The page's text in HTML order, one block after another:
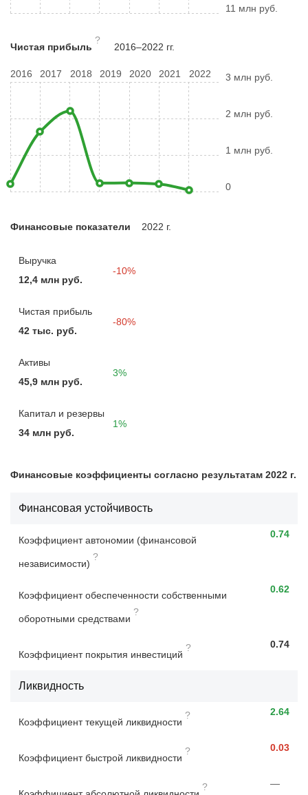
11 млн руб.
Чистая прибыль
?
2016–2022 гг.
2016 2017 2018 2019 2020 2021 2022
0
1 млн руб.
2 млн руб.
3 млн руб.
Финансовые показатели 2022 г.
Выручка
12,4 млн руб.
-10%
Чистая прибыль
42 тыс. руб.
-80%
Активы
45,9 млн руб.
3%
Капитал и резервы
34 млн руб.
1%
Финансовые коэффициенты согласно результатам 2022 г.
Финансовая устойчивость
Коэффициент автономии (финансовой
независимости)
?
0.74
Коэффициент обеспеченности собственными
оборотными средствами
?
0.62
Коэффициент покрытия инвестиций
? 0.74
Ликвидность
Коэффициент текущей ликвидности
? 2.64
Коэффициент быстрой ликвидности
? 0.03
? —